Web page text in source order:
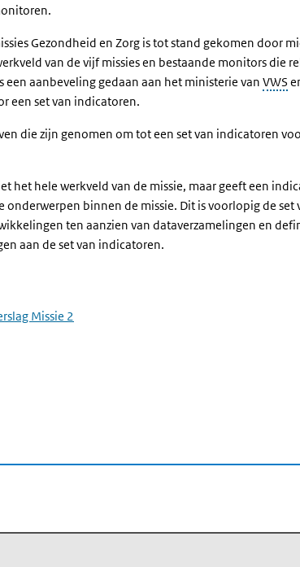
Gezondheid en Zorg is tot stand gekomen door
van de vijf missies en bestaande monitors die
een aanbeveling gedaan aan het ministerie van VWS
een set van indicatoren.
die zijn genomen om tot een set van indicatoren
het hele werkveld van de missie, maar geeft een
binnen de missie. Dit is voorlopig de
ten aanzien van dataverzamelingen en
aan de set van indicatoren.
Missie 2